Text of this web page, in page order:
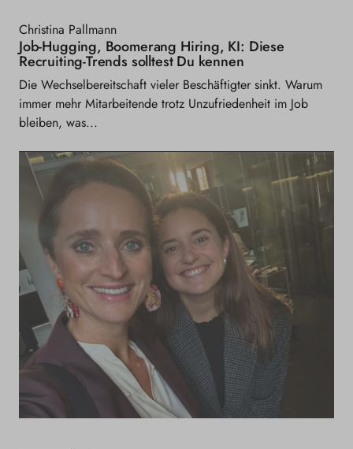
Christina Pallmann
Job-Hugging, Boomerang Hiring, KI: Diese
Recruiting-Trends solltest Du kennen
Die Wechselbereitschaft vieler Beschäftigter sinkt. Warum
immer mehr Mitarbeitende trotz Unzufriedenheit im Job
bleiben, was...